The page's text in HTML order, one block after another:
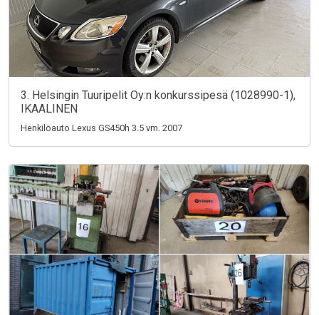
3. Helsingin Tuuripelit Oy:n konkurssipesä (1028990-1),
IKAALINEN
Henkilöauto Lexus GS450h 3.5 vm. 2007